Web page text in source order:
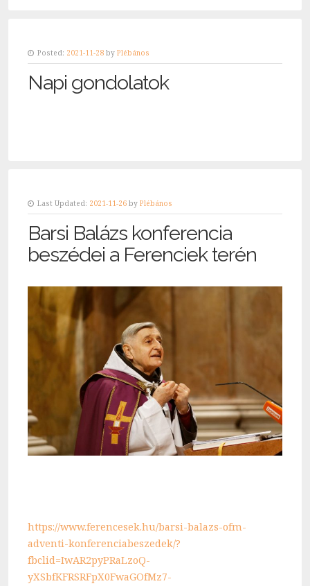
Posted: 2021-11-28 by Plébános
Napi gondolatok
Last Updated: 2021-11-26 by Plébános
Barsi Balázs konferencia
beszédei a Ferenciek terén
https://www.ferencesek.hu/barsi-balazs-ofm-
adventi-konferenciabeszedek/?
fbclid=IwAR2pyPRaLzoQ-
yXSbfKFRSRFpX0FwaGOfMz7-